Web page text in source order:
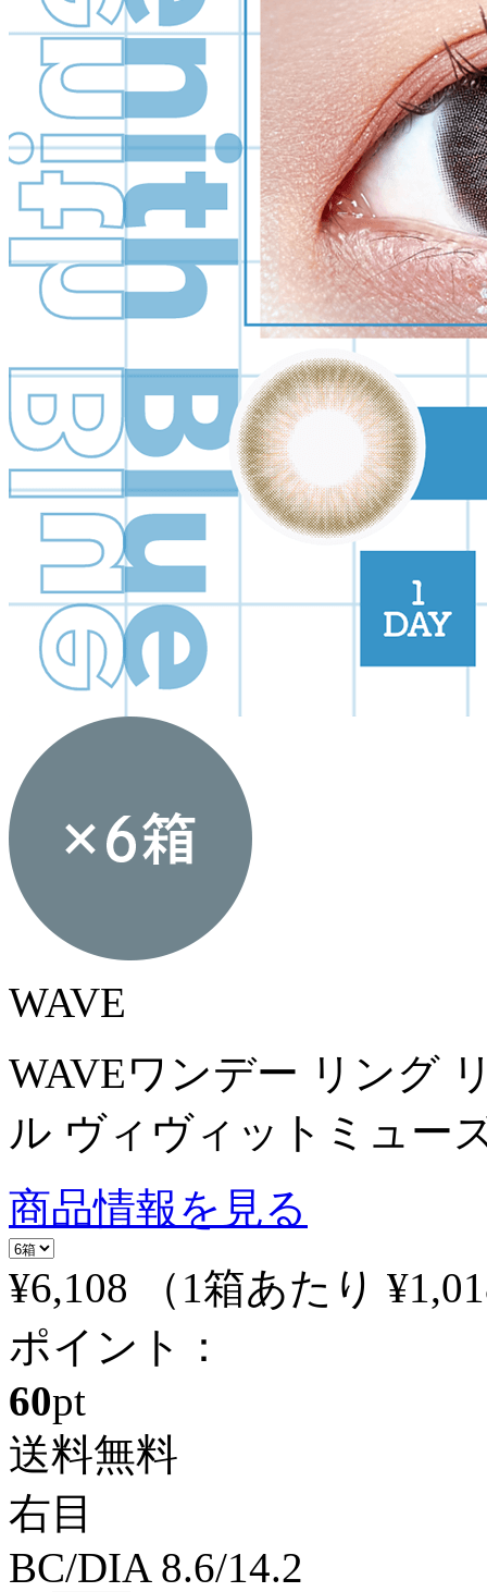
WAVE
WAVEワンデー リング
ル ヴィヴィットミュー
商品情報を見る
¥6,108
（1箱あたり
ポイント：
60pt
送料無料
右目
BC/DIA 8.6/14.2